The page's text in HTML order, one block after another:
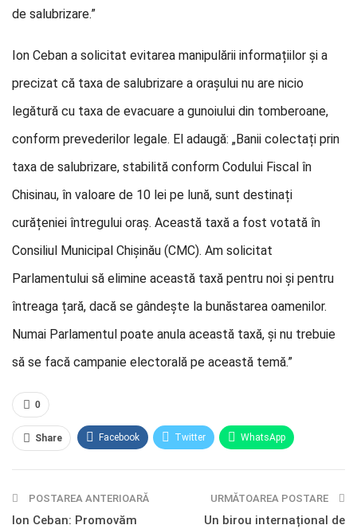
de salubrizare.”
Ion Ceban a solicitat evitarea manipulării informațiilor și a
precizat că taxa de salubrizare a orașului nu are nicio
legătură cu taxa de evacuare a gunoiului din tomberoane,
conform prevederilor legale. El adaugă: „Banii colectați prin
taxa de salubrizare, stabilită conform Codului Fiscal în
Chisinau, în valoare de 10 lei pe lună, sunt destinați
curățeniei întregului oraș. Această taxă a fost votată în
Consiliul Municipal Chișinău (CMC). Am solicitat
Parlamentului să elimine această taxă pentru noi și pentru
întreaga țară, dacă se gândește la bunăstarea oamenilor.
Numai Parlamentul poate anula această taxă, și nu trebuie
să se facă campanie electorală pe această temă.”
0
Share Facebook Twitter WhatsApp
Telegram OK.ru
POSTAREA ANTERIOARĂ
Ion Ceban: Promovăm
URMĂTOAREA POSTARE
Un birou internațional de